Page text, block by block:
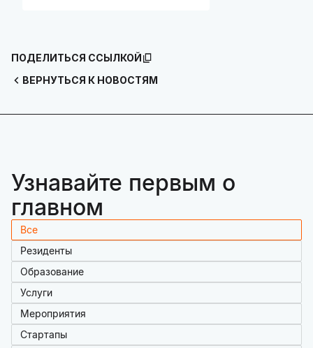
ВЕРНУТЬСЯ К НОВОСТЯМ
ПОДЕЛИТЬСЯ ССЫЛКОЙ
Узнавайте первым о
главном
Все
Резиденты
Образование
Услуги
Мероприятия
Стартапы